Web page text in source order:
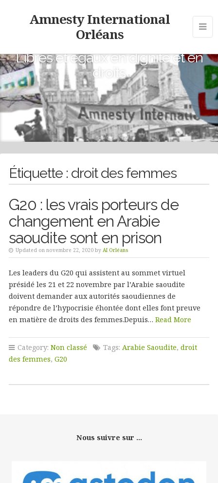
Amnesty International
Orléans
Libres et égaux en dignité et en
droits
Étiquette : droit des femmes
G20 : les vrais porteurs de
changement en Arabie
saoudite sont en prison
Updated on novembre 22, 2020 by AI Orléans
Les leaders du G20 qui assistent au sommet virtuel
présidé les 21 et 22 novembre par l’Arabie saoudite
doivent demander aux autorités saoudiennes de
répondre de l’hypocrisie éhontée dont elles font preuve
en matière de droits des femmes.Depuis… Read More
Category: Non classé Tags: Arabie Saoudite, droit
des femmes, G20
Nous suivre sur ...